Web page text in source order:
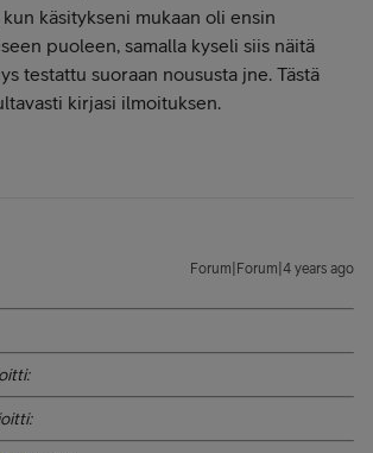
käsitykseni mukaan oli ensin
puoleen, samalla kyseli siis näitä
testattu suoraan noususta jne. Tästä
kirjasi ilmoituksen.
Forum|Forum|4 years ago